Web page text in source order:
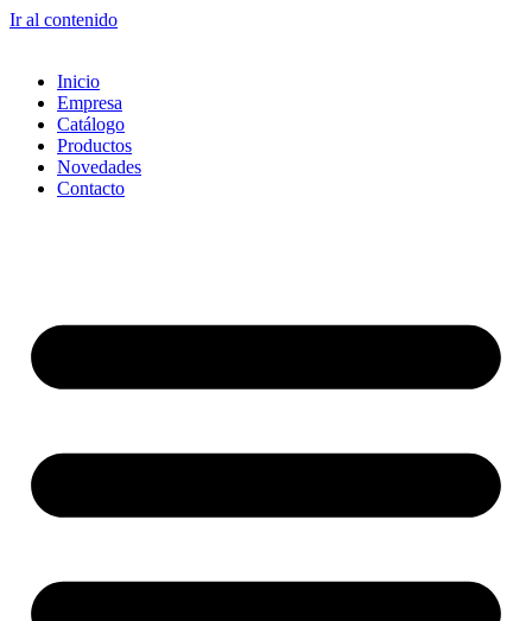
Ir al contenido
Inicio
Empresa
Catálogo
Productos
Novedades
Contacto